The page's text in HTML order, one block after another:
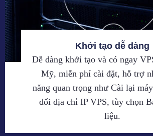
Khởi tạo dễ dàng
Dễ dàng khởi tạo và có ngay
Mỹ, miễn phí cài đặt, hỗ trợ
năng quan trọng như Cài lại
đổi địa chỉ IP VPS, tùy chọn
liệu.